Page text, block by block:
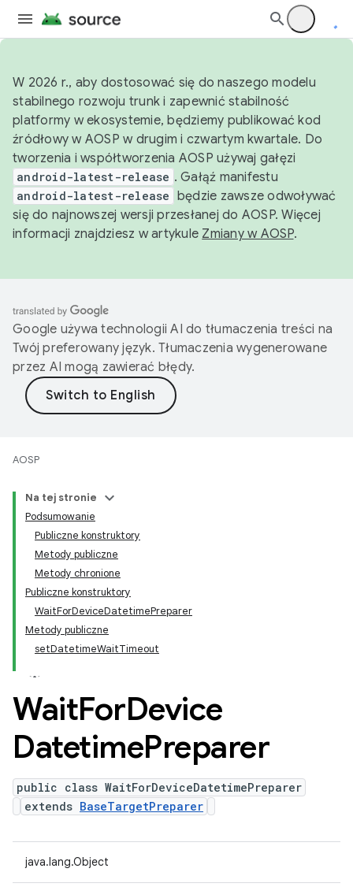
W 2026 r., aby dostosować się do naszego modelu
stabilnego rozwoju trunk i zapewnić stabilność
platformy w ekosystemie, będziemy publikować kod
źródłowy w AOSP w drugim i czwartym kwartale. Do
tworzenia i współtworzenia AOSP używaj gałęzi
android-latest-release . Gałąź manifestu
android-latest-release będzie zawsze odwoływać
się do najnowszej wersji przesłanej do AOSP. Więcej
informacji znajdziesz w artykule Zmiany w AOSP.
Google używa technologii AI do tłumaczenia treści na
Twój preferowany język. Tłumaczenia wygenerowane
przez AI mogą zawierać błędy.
AOSP
Na tej stronie
Podsumowanie
Publiczne konstruktory
Metody publiczne
Metody chronione
Publiczne konstruktory
WaitForDeviceDatetimePreparer
Metody publiczne
setDatetimeWaitTimeout
WaitForDevice
DatetimePreparer
public class WaitForDeviceDatetimePreparer
extends BaseTargetPreparer
java.lang.Object